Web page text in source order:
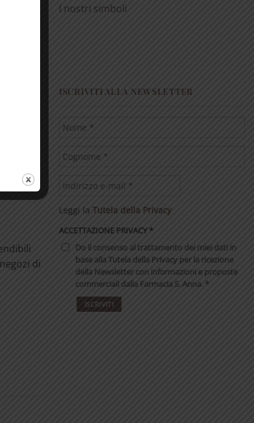
I nostri simboli
a
di
ISCRIVITI ALLA NEWSLETTER
Leggi la Tutela della Privacy
ACCETTAZIONE PRIVACY*
Do il consenso al trattamento dei miei dati in
base alla Tutela della Privacy per la ricezione
della Newsletter con informazioni e proposte
commerciali dalla Farmacia S. Anna. *